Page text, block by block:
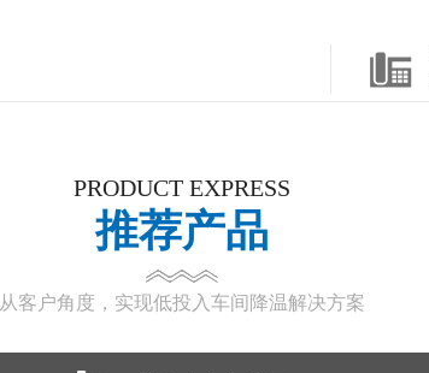
PRODUCT EXPRESS
推荐产品
从客户角度，实现低投入车间降温解决方案